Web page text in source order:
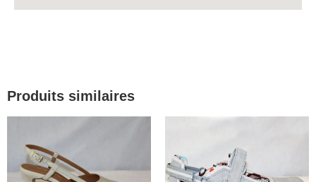
Produits similaires